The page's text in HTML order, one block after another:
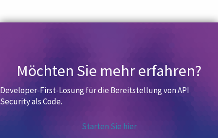
Möchten Sie mehr erfahren?
Developer-First-Lösung für die Bereitstellung von API
Security als Code.
Starten Sie hier